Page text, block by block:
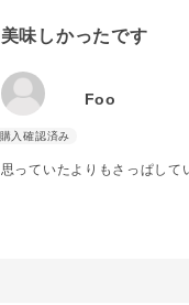
美味しかったです
Foo
思っていたよりもさっぱして